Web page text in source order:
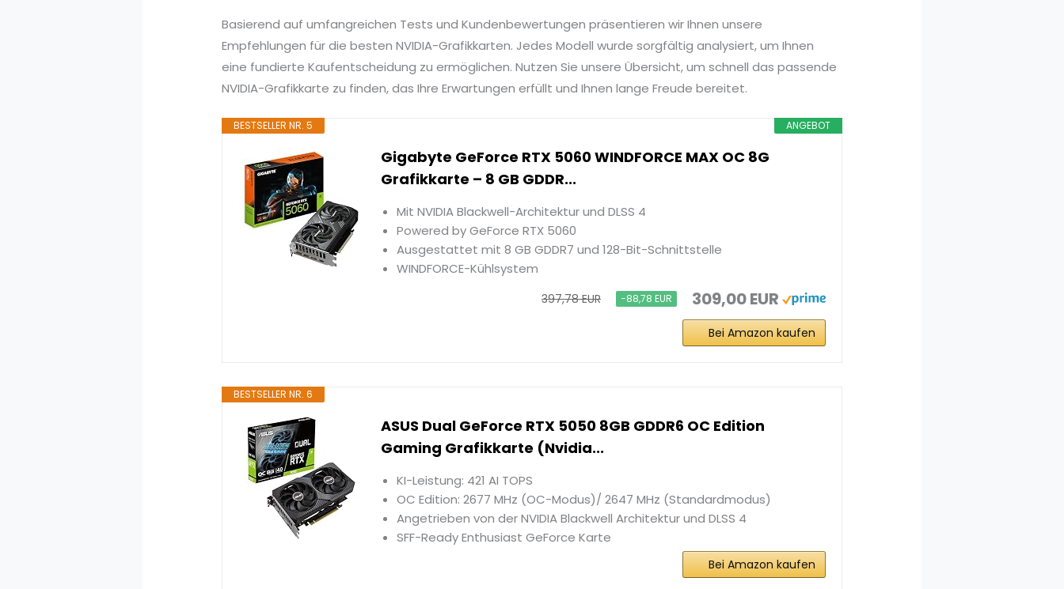
Basierend auf umfangreichen Tests und Kundenbewertungen präsentieren wir Ihnen unsere
Empfehlungen für die besten NVIDIA-Grafikkarten. Jedes Modell wurde sorgfältig analysiert, um Ihnen
eine fundierte Kaufentscheidung zu ermöglichen. Nutzen Sie unsere Übersicht, um schnell das passende
NVIDIA-Grafikkarte zu finden, das Ihre Erwartungen erfüllt und Ihnen lange Freude bereitet.
ANGEBOT
BESTSELLER NR. 5
Gigabyte GeForce RTX 5060 WINDFORCE MAX OC 8G
Grafikkarte – 8 GB GDDR...
Mit NVIDIA Blackwell-Architektur und DLSS 4
Powered by GeForce RTX 5060
Ausgestattet mit 8 GB GDDR7 und 128-Bit-Schnittstelle
WINDFORCE-Kühlsystem
397,78 EUR −88,78 EUR 309,00 EUR
Bei Amazon kaufen
BESTSELLER NR. 6
ASUS Dual GeForce RTX 5050 8GB GDDR6 OC Edition
Gaming Grafikkarte (Nvidia...
KI-Leistung: 421 AI TOPS
OC Edition: 2677 MHz (OC-Modus)/ 2647 MHz (Standardmodus)
Angetrieben von der NVIDIA Blackwell Architektur und DLSS 4
SFF-Ready Enthusiast GeForce Karte
Bei Amazon kaufen